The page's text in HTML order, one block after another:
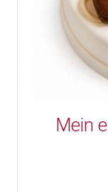
Mein